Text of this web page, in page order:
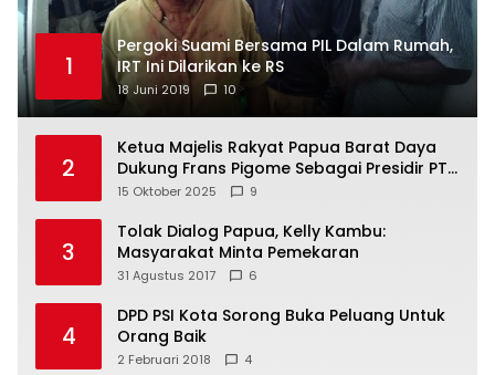
1
Pergoki Suami Bersama PIL Dalam Rumah,
IRT Ini Dilarikan ke RS
18 Juni 2019 10
2
Ketua Majelis Rakyat Papua Barat Daya
Dukung Frans Pigome Sebagai Presidir PT
Freeport Indonesia
15 Oktober 2025 9
3
Tolak Dialog Papua, Kelly Kambu:
Masyarakat Minta Pemekaran
31 Agustus 2017 6
4
DPD PSI Kota Sorong Buka Peluang Untuk
Orang Baik
2 Februari 2018 4